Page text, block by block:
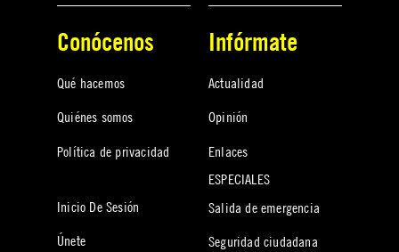
Conócenos
Qué hacemos
Quiénes somos
Política de privacidad
Inicio De Sesión
Únete
Infórmate
Actualidad
Opinión
Enlaces
ESPECIALES
Salida de emergencia
Seguridad ciudadana